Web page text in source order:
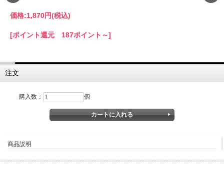
価格:1,870円(税込)
[ポイント還元 187ポイント～]
注文
購入数： 個
商品説明